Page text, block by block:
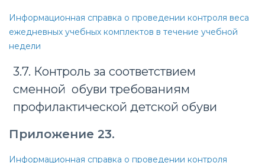
Информационная справка о проведении контроля веса
ежедневных учебных комплектов в течение учебной
недели
3.7. Контроль за соответствием
сменной обуви требованиям
профилактической детской обуви
Приложение 23.
Информационная справка о проведении контроля